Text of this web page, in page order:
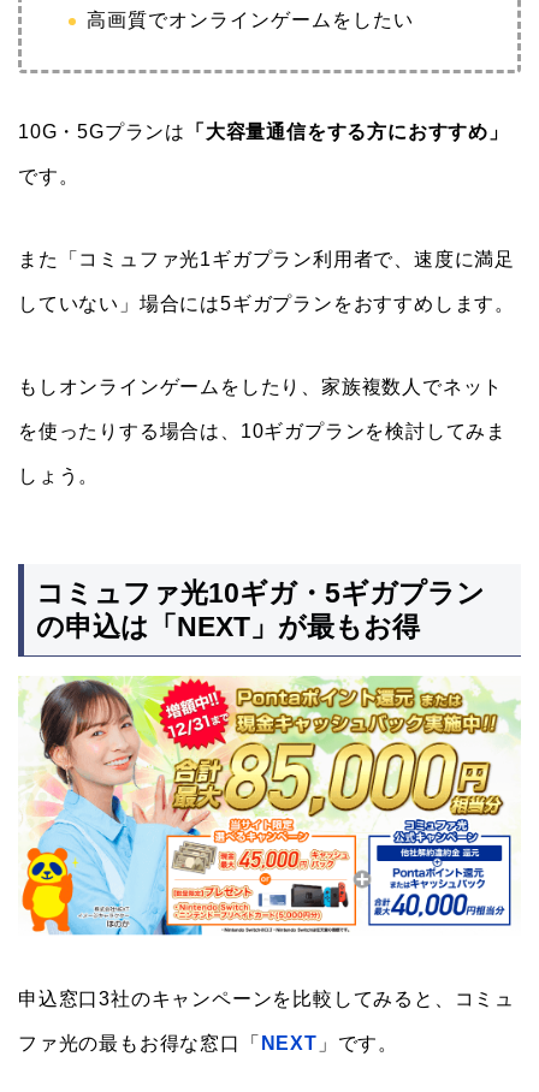
高画質でオンラインゲームをしたい
10G・5Gプランは 「大容量通信をする方におすすめ」
です。
また「コミュファ光1ギガプラン利用者で、速度に満足
していない」場合には5ギガプランをおすすめします。
もしオンラインゲームをしたり、家族複数人でネット
を使ったりする場合は、10ギガプランを検討してみま
しょう。
コミュファ光10ギガ・5ギガプラン
の申込は「NEXT」が最もお得
申込窓口3社のキャンペーンを比較してみると、コミュ
ファ光の最もお得な窓口「 NEXT 」です。